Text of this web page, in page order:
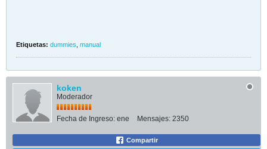
Etiquetas: dummies manual
koken
Moderador
Fecha de Ingreso: ene Mensajes: 2350
Compartir